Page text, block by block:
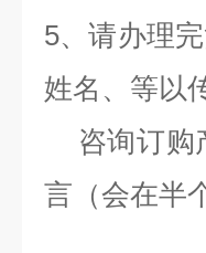
5、请办理
姓名、等以
咨询订购
言（会在半